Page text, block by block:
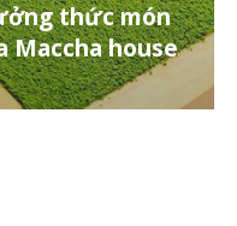
thức món
Maccha house